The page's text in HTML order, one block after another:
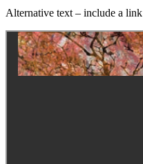
Alternative text – include a link